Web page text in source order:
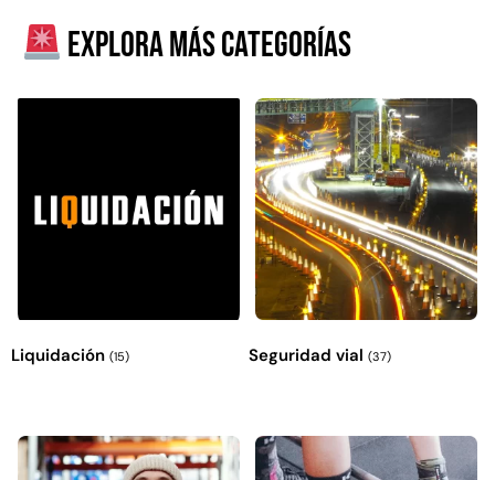
Explora más categorías
Liquidación (15) Seguridad vial (37)
3.5MP
$803.797